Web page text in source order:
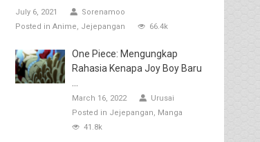
July 6, 2021
Sorenamoo
Posted in Anime Jejepangan 66.4k
One Piece: Mengungkap
Rahasia Kenapa Joy Boy Baru
March 16, 2022
Urusai
Posted in Jejepangan
Manga
41.8k